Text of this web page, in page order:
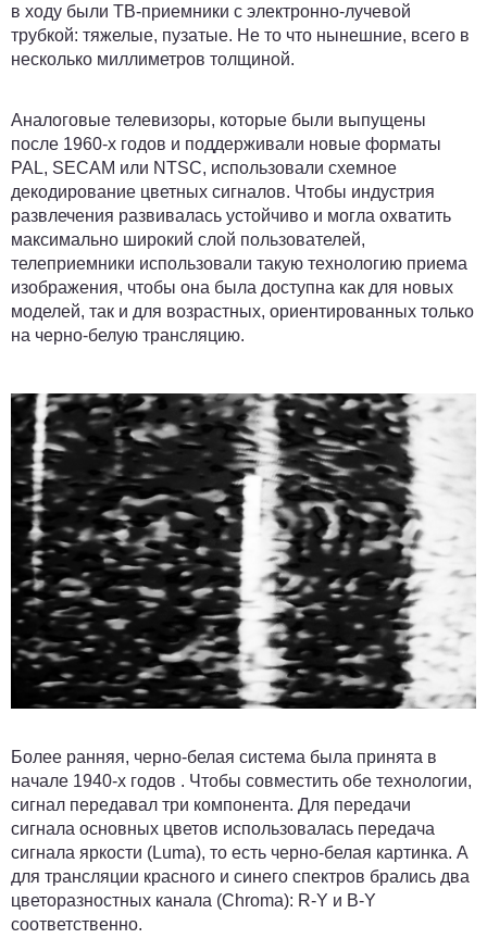
в ходу были ТВ-приемники с электронно-лучевой
трубкой: тяжелые, пузатые. Не то что нынешние, всего в
несколько миллиметров толщиной.
Аналоговые телевизоры, которые были выпущены
после 1960-х годов и поддерживали новые форматы
PAL, SECAM или NTSC, использовали схемное
декодирование цветных сигналов. Чтобы индустрия
развлечения развивалась устойчиво и могла охватить
максимально широкий слой пользователей,
телеприемники использовали такую технологию приема
изображения, чтобы она была доступна как для новых
моделей, так и для возрастных, ориентированных только
на черно-белую трансляцию.
Более ранняя, черно-белая система была принята в
начале 1940-х годов . Чтобы совместить обе технологии,
сигнал передавал три компонента. Для передачи
сигнала основных цветов использовалась передача
сигнала яркости (Luma), то есть черно-белая картинка. А
для трансляции красного и синего спектров брались два
цветоразностных канала (Chroma): R-Y и B-Y
соответственно.